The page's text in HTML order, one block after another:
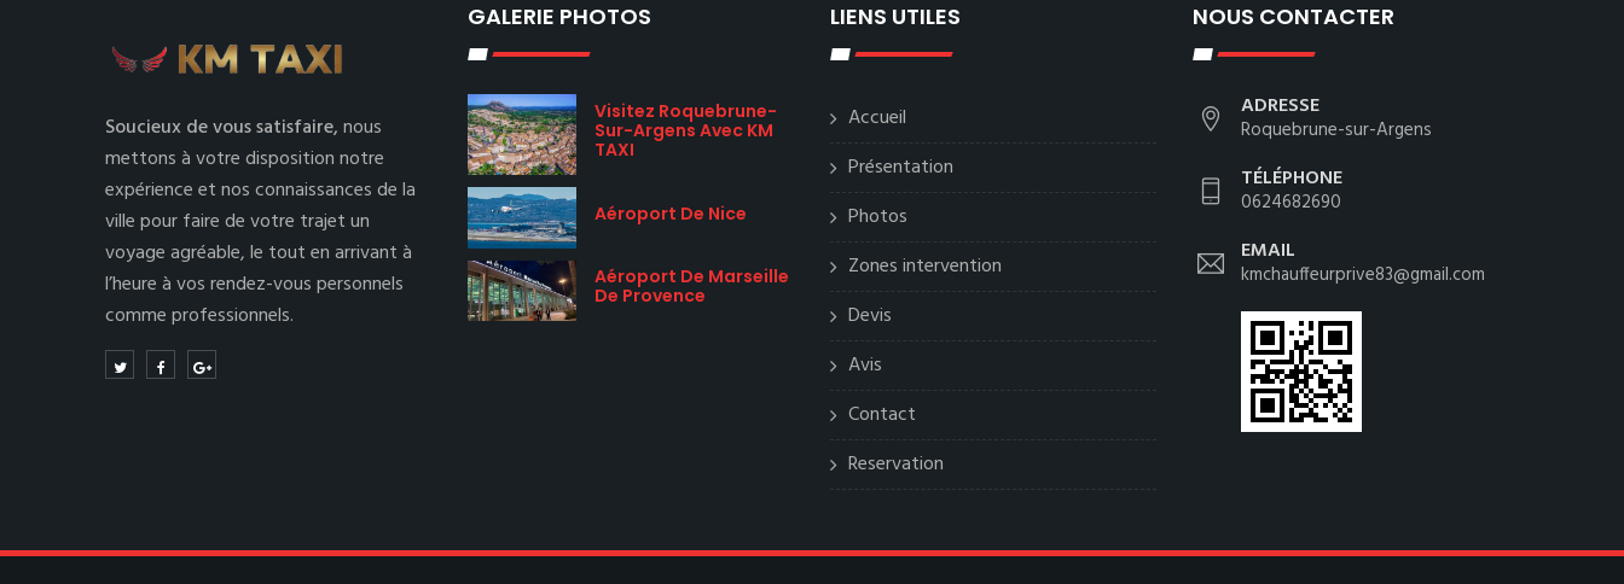
Soucieux de vous satisfaire,nous
mettons à votre disposition notre
expérience et nos connaissances de la
ville pour faire de votre trajet un
voyage agréable, le tout en arrivant à
l’heure à vos rendez-vous personnels
comme professionnels.
GALERIE PHOTOS
Visitez Roquebrune-
Sur-Argens Avec KM
TAXI
Aéroport De Nice
Aéroport De Marseille
De Provence
LIENS UTILES
Accueil
Présentation
Photos
Zones intervention
Devis
Avis
Contact
Reservation
NOUS CONTACTER
ADRESSE
Roquebrune-sur-Argens
TÉLÉPHONE
0624682690
EMAIL
kmchauffeurprive83@gmail.com